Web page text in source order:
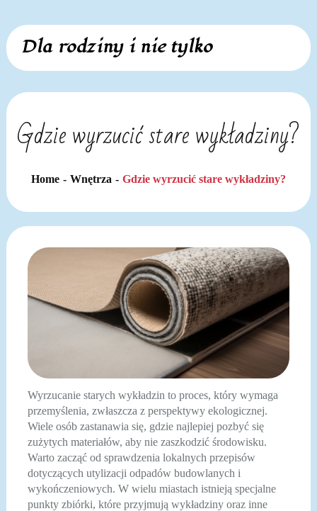
Skip
content
Dla rodziny i nie tylko
Gdzie wyrzucić stare wykładziny?
Home Wnętrza Gdzie wyrzucić stare wykładziny?
Wyrzucanie starych wykładzin to proces, który wymaga
przemyślenia, zwłaszcza z perspektywy ekologicznej.
Wiele osób zastanawia się, gdzie najlepiej pozbyć się
zużytych materiałów, aby nie zaszkodzić środowisku.
Warto zacząć od sprawdzenia lokalnych przepisów
dotyczących utylizacji odpadów budowlanych i
wykończeniowych. W wielu miastach istnieją specjalne
punkty zbiórki, które przyjmują wykładziny oraz inne